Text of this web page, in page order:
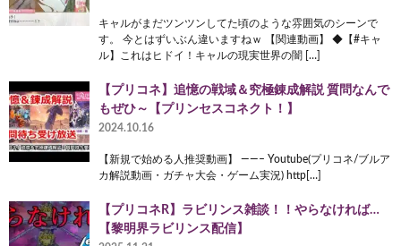
キャルがまだツンツンしてた頃のような雰囲気のシーンで
す。 今とはずいぶん違いますねｗ 【関連動画】 ◆【#キャ
ル】これはヒドイ！キャルの現実世界の闇 […]
【プリコネ】追憶の戦域＆究極錬成解説 質問なんで
もぜひ～【プリンセスコネクト！】
2024.10.16
【新規で始める人推奨動画】 ——– Youtube(プリコネ/ブルア
カ解説動画・ガチャ大会・ゲーム実況) http[…]
【プリコネR】ラビリンス雑談！！やらなければ…
【黎明界ラビリンス配信】